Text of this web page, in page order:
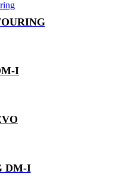
I
DM-I